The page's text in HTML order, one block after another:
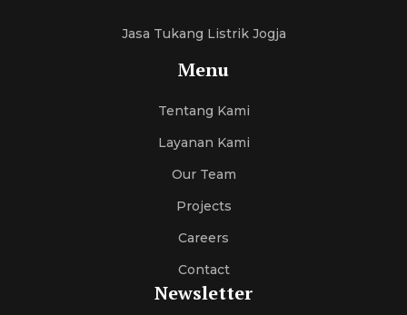
Jasa Tukang Listrik Jogja
Menu
Tentang Kami
Layanan Kami
Our Team
Projects
Careers
Contact
Newsletter